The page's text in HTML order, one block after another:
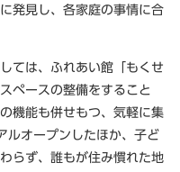
発見し、各家庭の事情に合
ては、ふれあい館「もくせ
ペースの整備をすること
機能も併せもつ、気軽に集
ルオープンしたほか、子ど
らず、誰もが住み慣れた地